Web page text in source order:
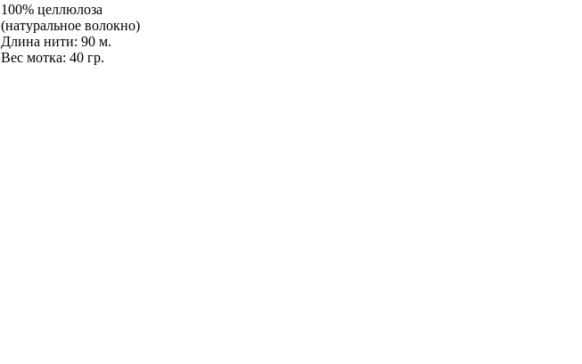
100% целлюлоза
(натуральное волокно)
Длина нити: 90 м.
Вес мотка: 40 гр.